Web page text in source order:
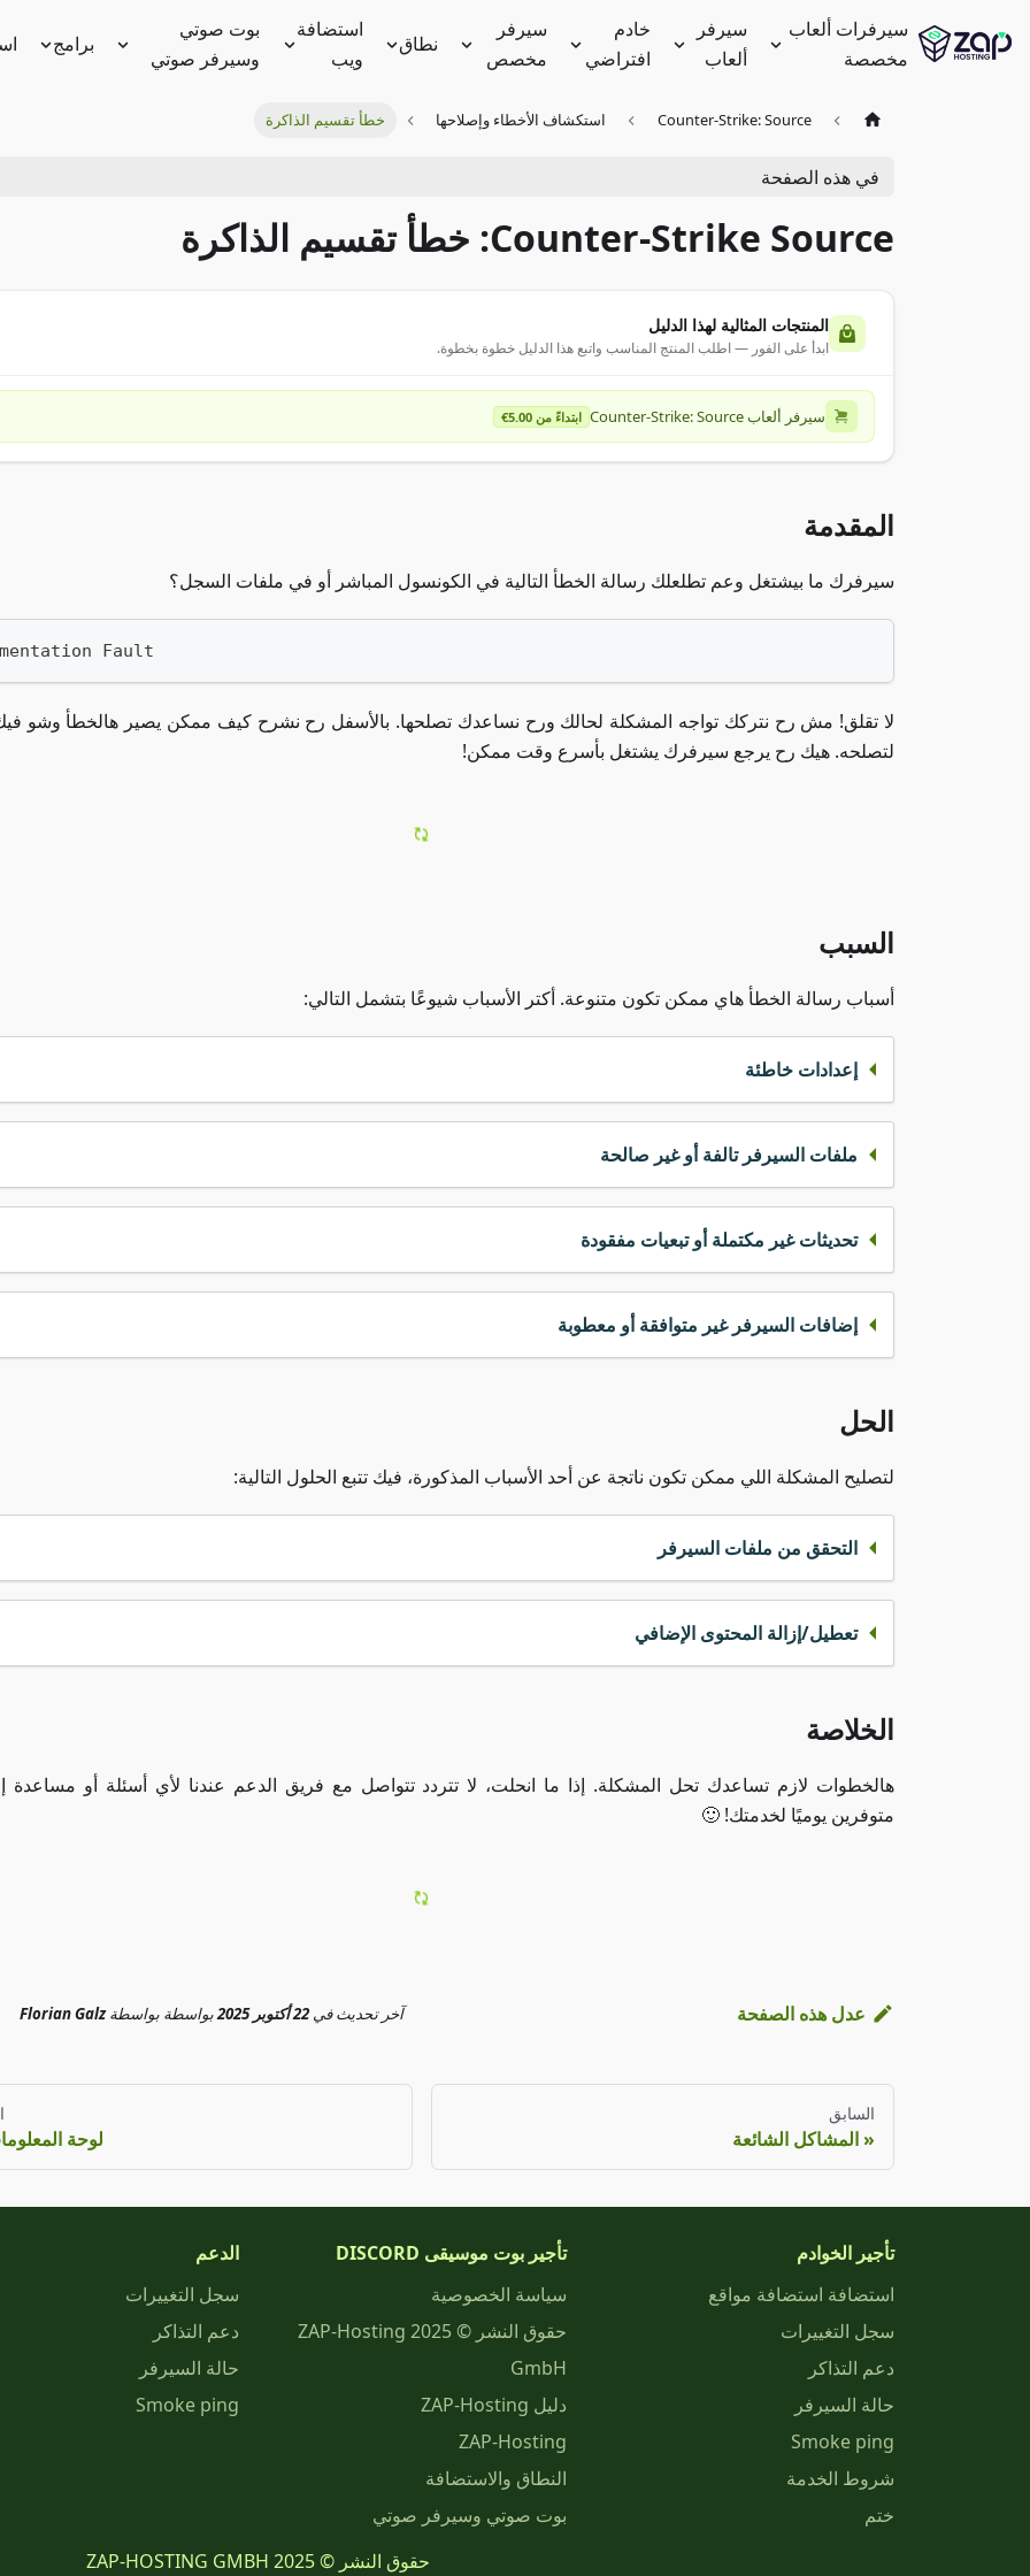
سيرفرات ألعاب
مخصصة
سيرفر
ألعاب
خادم
افتراضي
سيرفر
مخصص
نطاق
استضافة
ويب
بوت صوتي
وسيرفر صوتي
برامج
Counter-Strike: Source استكشاف الأخطاء وإصلاحها خطأ تقسيم الذاكرة
في هذه الصفحة
Counter-Strike Source: خطأ تقسيم الذاكرة
المنتجات المثالية لهذا الدليل
ابدأ على الفور — اطلب المنتج المناسب واتبع هذا الدليل خطوة بخطوة.
سيرفر ألعاب Counter-Strike: Source ابتداءً من 5.00€
المقدمة
سيرفرك ما بيشتغل وعم تطلعلك رسالة الخطأ التالية في الكونسول المباشر أو في ملفات السجل؟
Fault
لا تقلق! مش رح نتركك تواجه المشكلة لحالك ورح نساعدك تصلحها. بالأسفل رح نشرح كيف ممكن يصير هالخطأ وشو
لتصلحه. هيك رح يرجع سيرفرك يشتغل بأسرع وقت ممكن!
السبب
أسباب رسالة الخطأ هاي ممكن تكون متنوعة. أكتر الأسباب شيوعًا بتشمل التالي:
إعدادات خاطئة
ملفات السيرفر تالفة أو غير صالحة
تحديثات غير مكتملة أو تبعيات مفقودة
إضافات السيرفر غير متوافقة أو معطوبة
الحل
لتصليح المشكلة اللي ممكن تكون ناتجة عن أحد الأسباب المذكورة، فيك تتبع الحلول التالية:
التحقق من ملفات السيرفر
تعطيل/إزالة المحتوى الإضافي
الخلاصة
هالخطوات لازم تساعدك تحل المشكلة. إذا ما انحلت، لا تتردد تتواصل مع فريق الدعم عندنا لأي أسئلة أو مساعدة
متوفرين يوميًا لخدمتك! 🙂
عدل هذه الصفحة آخر تحديثفي22 أكتوبر 2025 بواسطةبواسطةFlorian Galz
السابق
المشاكل الشائعة لوحة
تأجير الخوادم
استضافة استضافة مواقع
سجل التغييرات
دعم التذاكر
حالة السيرفر
Smoke ping
شروط الخدمة
ختم
تأجير بوت موسيقى DISCORD
سياسة الخصوصية
حقوق النشر © 2025 ZAP-Hosting
GmbH
دليل ZAP-Hosting
ZAP-Hosting
النطاق والاستضافة
بوت صوتي وسيرفر صوتي
الدعم
سجل التغييرات
دعم التذاكر
حالة السيرفر
Smoke ping
حقوق النشر © 2025 ZAP-HOSTING GMBH